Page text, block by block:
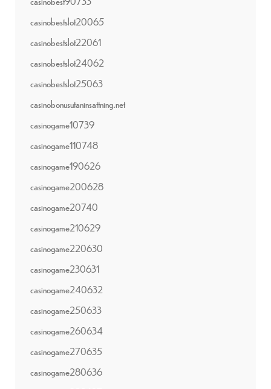
casinobestslot20065
casinobestslot22061
casinobestslot24062
casinobestslot25063
casinobonusutaninsattning.net
casinogame10739
casinogame110748
casinogame190626
casinogame200628
casinogame20740
casinogame210629
casinogame220630
casinogame230631
casinogame240632
casinogame250633
casinogame260634
casinogame270635
casinogame280636